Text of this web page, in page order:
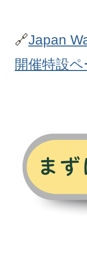
🔗Japan
開催特設ペ